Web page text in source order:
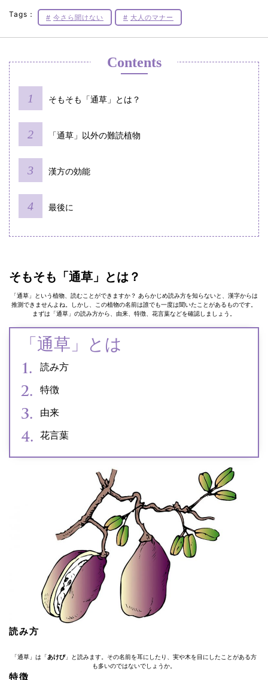
Tags： 今さら聞けない 大人のマナー
Contents
そもそも「通草」とは？
「通草」以外の難読植物
漢方の効能
最後に
そもそも「通草」とは？
「通草」という植物、読むことができますか？ あらかじめ読み方を知らないと、漢字からは
推測できませんよね。しかし、この植物の名前は誰でも一度は聞いたことがあるものです。
まずは「通草」の読み方から、由来、特徴、花言葉などを確認しましょう。
「通草」とは
読み方
特徴
由来
花言葉
読み方
「通草」は「あけび」と読みます。その名前を耳にしたり、実や木を目にしたことがある方
も多いのではないでしょうか。
特徴